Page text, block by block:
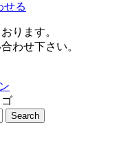
せる
ります。
わせ下さい。
Search